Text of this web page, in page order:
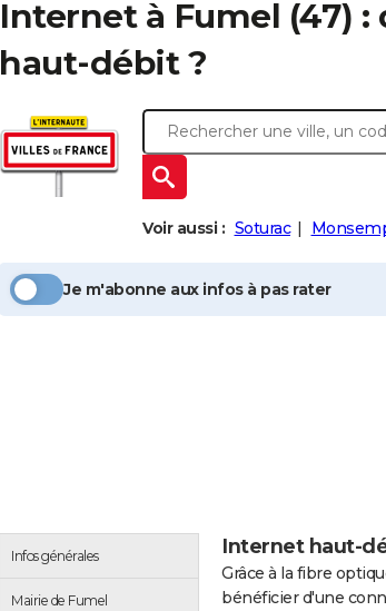
Internet à Fumel (47)
haut-débit ?
Voir aussi : Soturac
Je m'abonne aux infos à pas rater
Infos générales
Mairie de Fumel
Internet haut-
Grâce à la fibre
bénéficier d'une